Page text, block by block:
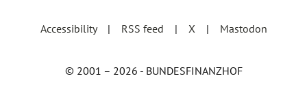
Accessibility RSS feed X Mastodon
© 2001 – 2026 - BUNDESFINANZHOF